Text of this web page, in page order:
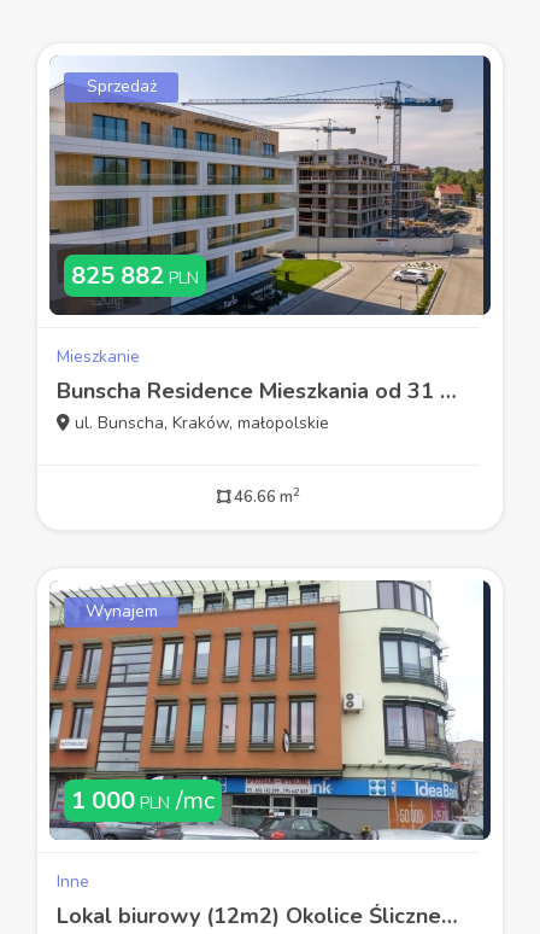
Sprzedaż
825 882 PLN
Mieszkanie
Bunscha Residence Mieszkania od 31 m2 do 94 m2
ul. Bunscha, Kraków, małopolskie
46.66 m2
Wynajem
1 000 PLN /mc
Inne
Lokal biurowy (12m2) Okolice Ślicznej PARKING (Wrocław)